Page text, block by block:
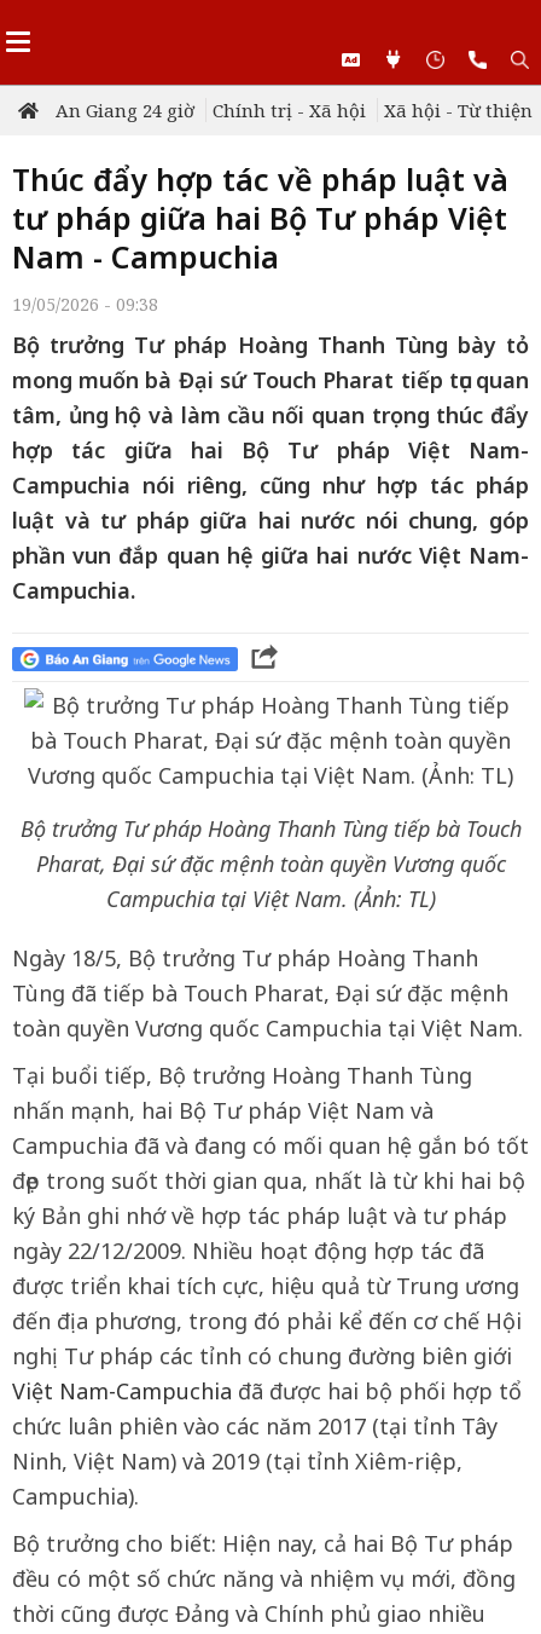
An Giang 24 giờ Chính trị - Xã hội Xã hội - Từ thiện
Thúc đẩy hợp tác về pháp luật và
tư pháp giữa hai Bộ Tư pháp Việt
Nam - Campuchia
19/05/2026 - 09:38
Bộ trưởng Tư pháp Hoàng Thanh Tùng bày tỏ
mong muốn bà Đại sứ Touch Pharat tiếp tục quan
tâm, ủng hộ và làm cầu nối quan trọng thúc đẩy
hợp tác giữa hai Bộ Tư pháp Việt Nam-
Campuchia nói riêng, cũng như hợp tác pháp
luật và tư pháp giữa hai nước nói chung, góp
phần vun đắp quan hệ giữa hai nước Việt Nam-
Campuchia.
Bộ trưởng Tư pháp Hoàng Thanh Tùng tiếp bà Touch
Pharat, Đại sứ đặc mệnh toàn quyền Vương quốc
Campuchia tại Việt Nam. (Ảnh: TL)
Ngày 18/5, Bộ trưởng Tư pháp Hoàng Thanh
Tùng đã tiếp bà Touch Pharat, Đại sứ đặc mệnh
toàn quyền Vương quốc Campuchia tại Việt Nam.
Tại buổi tiếp, Bộ trưởng Hoàng Thanh Tùng
nhấn mạnh, hai Bộ Tư pháp Việt Nam và
Campuchia đã và đang có mối quan hệ gắn bó tốt
đẹp trong suốt thời gian qua, nhất là từ khi hai bộ
ký Bản ghi nhớ về hợp tác pháp luật và tư pháp
ngày 22/12/2009. Nhiều hoạt động hợp tác đã
được triển khai tích cực, hiệu quả từ Trung ương
đến địa phương, trong đó phải kể đến cơ chế Hội
nghị Tư pháp các tỉnh có chung đường biên giới
Việt Nam-Campuchia đã được hai bộ phối hợp tổ
chức luân phiên vào các năm 2017 (tại tỉnh Tây
Ninh, Việt Nam) và 2019 (tại tỉnh Xiêm-riệp,
Campuchia).
Bộ trưởng cho biết: Hiện nay, cả hai Bộ Tư pháp
đều có một số chức năng và nhiệm vụ mới, đồng
thời cũng được Đảng và Chính phủ giao nhiều